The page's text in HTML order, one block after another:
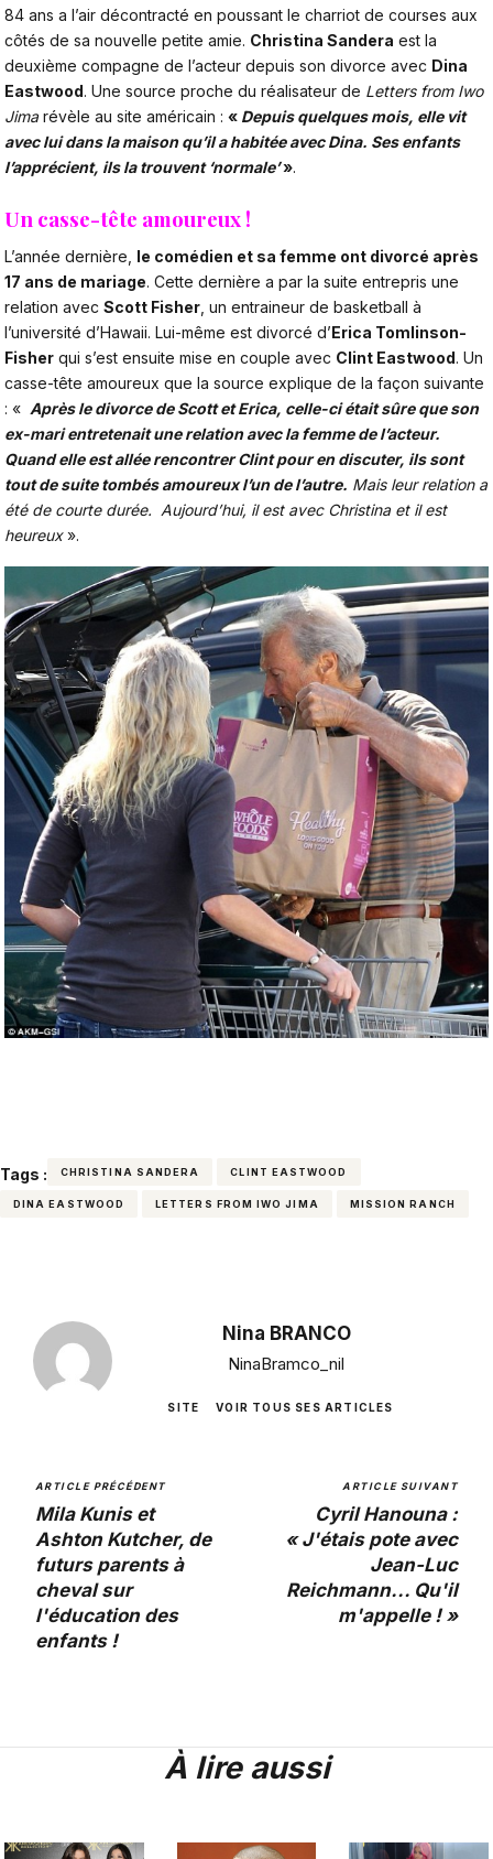
84 ans a l’air décontracté en poussant le charriot de courses aux
côtés de sa nouvelle petite amie. Christina Sandera est la
deuxième compagne de l’acteur depuis son divorce avec Dina
Eastwood. Une source proche du réalisateur de Letters from Iwo
Jimarévèle au site américain : « Depuis quelques mois, elle vit
avec lui dans la maison qu’il a habitée avec Dina. Ses enfants
l’apprécient, ils la trouvent ‘normale’».
Un casse-tête amoureux !
L’année dernière, le comédien et sa femme ont divorcé après
17 ans de mariage. Cette dernière a par la suite entrepris une
relation avec Scott Fisher , un entraineur de basketball à
l’université d’Hawaii. Lui-même est divorcé d’Erica Tomlinson-
Fisher qui s’est ensuite mise en couple avec Clint Eastwood. Un
casse-tête amoureux que la source explique de la façon suivante
: « Après le divorce de Scott et Erica, celle-ci était sûre que son
ex-mari entretenait une relation avec la femme de l’acteur.
Quand elle est allée rencontrer Clint pour en discuter, ils sont
tout de suite tombés amoureux l’un de l’autre. Mais leur relation a
été de courte durée. Aujourd’hui, il est avec Christina et il est
heureux».
Tags : CHRISTINA SANDERA CLINT EASTWOOD
DINA EASTWOOD LETTERS FROM IWO JIMA MISSION RANCH
Nina BRANCO
NinaBramco_nil
SITE VOIR TOUS SES ARTICLES
ARTICLE PRÉCÉDENT
Mila Kunis et
Ashton Kutcher, de
futurs parents à
cheval sur
l'éducation des
enfants !
ARTICLE SUIVANT
Cyril Hanouna :
« J'étais pote avec
Jean-Luc
Reichmann... Qu'il
m'appelle ! »
À lire aussi